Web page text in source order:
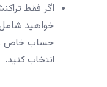
اگر فقط
خواهید
حساب خاص
انتخاب کنید.